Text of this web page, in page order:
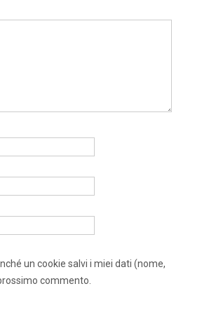
un cookie salvi i miei dati (nome,
commento.